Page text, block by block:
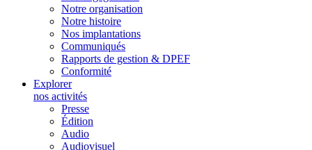
Notre organisation
Notre histoire
Nos implantations
Communiqués
Rapports de gestion & DPEF
Conformité
Explorer
nos activités
Presse
Édition
Audio
Audiovisuel